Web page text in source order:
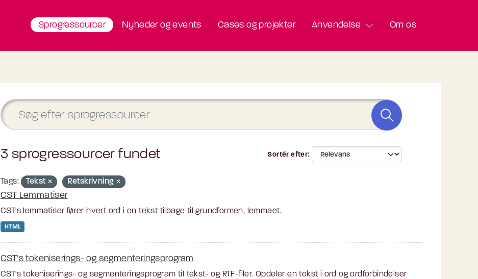
Sprogressourcer Nyheder og events Cases og projekter Anvendelse Om os
Sortér efter
3 sprogressourcer fundet
Tags: Tekst Retskrivning
CST Lemmatiser
CST's lemmatiser fører hvert ord i en tekst tilbage til grundformen, lemmaet.
HTML
CST's tokeniserings- og segmenteringsprogram
CST's tokeniserings- og segmenteringsprogram til tekst- og RTF-filer. Opdeler en tekst i ord og ordforbindelser